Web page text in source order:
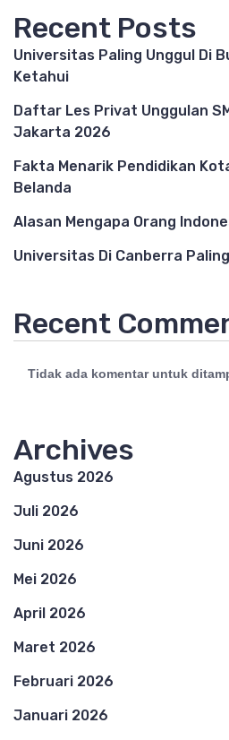
Recent Posts
Universitas Paling Unggul Di
Ketahui
Daftar Les Privat Unggulan
Jakarta 2026
Fakta Menarik Pendidikan
Belanda
Alasan Mengapa Orang
Universitas Di Canberra
Recent
Tidak ada komentar untuk
Archives
Agustus 2026
Juli 2026
Juni 2026
Mei 2026
April 2026
Maret 2026
Februari 2026
Januari 2026